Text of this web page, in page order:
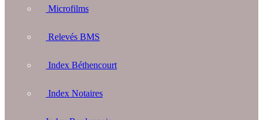
Microfilms
Relevés BMS
Index Béthencourt
Index Notaires